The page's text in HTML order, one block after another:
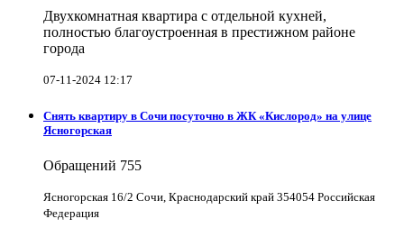
Двухкомнатная квартира с отдельной кухней,
полностью благоустроенная в престижном районе
города
07-11-2024 12:17
Снять квартиру в Cочи посуточно в ЖК «Кислород» на улице
Ясногорская
Обращений 755
Ясногорская 16/2 Сочи, Краснодарский край 354054 Российская
Федерация